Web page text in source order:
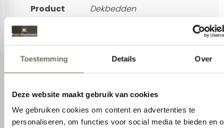
informatie over uw gebruik van onze site met onze partners
voor social media, adverteren en analyse. Deze partners
kunnen deze gegevens combineren met andere informatie
basis van uw gebruik van hun services.
Alles toestaan
Aanpassen
Product
Dekbedden
Merken
Dekbed formaat
warmteklasse